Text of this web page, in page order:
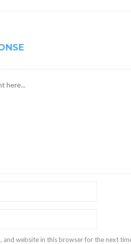
and website in this browser for the next